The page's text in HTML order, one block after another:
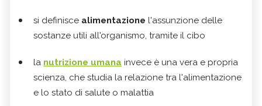
si definisce alimentazione l'assunzione delle
sostanze utili all'organismo, tramite il cibo
la nutrizione umana invece è una vera e propria
scienza, che studia la relazione tra l'alimentazione
e lo stato di salute o malattia